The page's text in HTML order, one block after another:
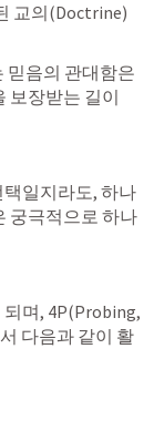
교의(Doctrine)
믿음의 관대함은
보장받는 길이
일지라도, 하나
궁극적으로 하나
며, 4P(Probing,
다음과 같이 활